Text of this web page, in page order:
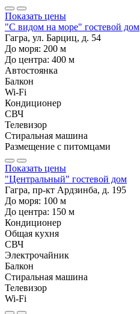
Показать цены
"С видом на море" гостевой дом
Гагра, ул. Барциц, д. 54
До моря: 200 м
До центра: 400 м
Автостоянка
Балкон
Wi-Fi
Кондиционер
СВЧ
Телевизор
Стиральная машина
Размещение с питомцами
Показать цены
"Центральный" гостевой дом
Гагра, пр-кт Ардзинба, д. 195
До моря: 100 м
До центра: 150 м
Кондиционер
Общая кухня
СВЧ
Электрочайник
Балкон
Стиральная машина
Телевизор
Wi-Fi